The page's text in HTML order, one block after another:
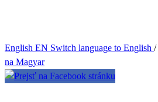
English EN Switch language to English /
na Magyar